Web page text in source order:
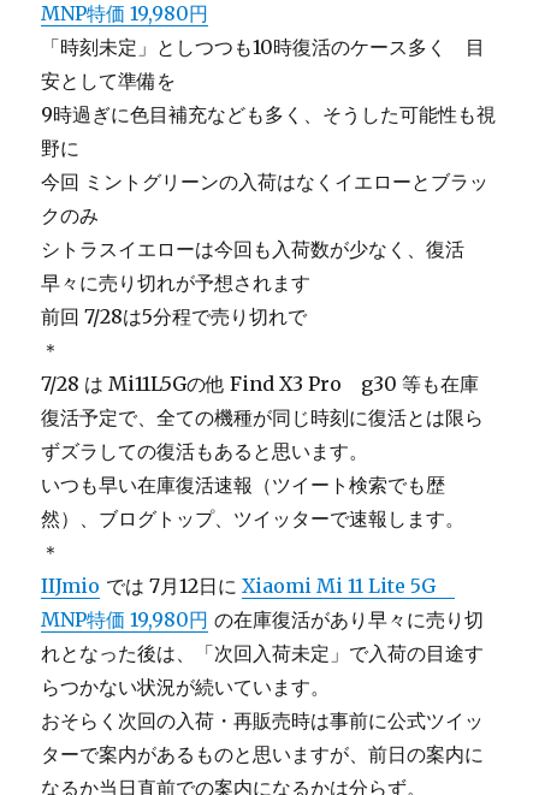
MNP特価 19,980円
「時刻未定」としつつも10時復活のケース多く 目
安として準備を
9時過ぎに色目補充なども多く、そうした可能性も視
野に
今回 ミントグリーンの入荷はなくイエローとブラッ
クのみ
シトラスイエローは今回も入荷数が少なく、復活
早々に売り切れが予想されます
前回 7/28は5分程で売り切れで
＊
7/28 は Mi11L5Gの他 Find X3 Pro g30 等も在庫
復活予定で、全ての機種が同じ時刻に復活とは限ら
ずズラしての復活もあると思います。
いつも早い在庫復活速報（ツイート検索でも歴
然）、ブログトップ、ツイッターで速報します。
＊
IIJmio では 7月12日にXiaomi Mi 11 Lite 5G
MNP特価 19,980円 の在庫復活があり早々に売り切
れとなった後は、「次回入荷未定」で入荷の目途す
らつかない状況が続いています。
おそらく次回の入荷・再販売時は事前に公式ツイッ
ターで案内があるものと思いますが、前日の案内に
なるか当日直前での案内になるかは分らず。